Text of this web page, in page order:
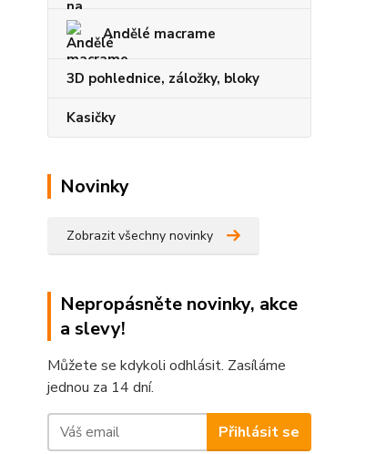
Andělé macrame
3D pohlednice, záložky, bloky
Kasičky
Novinky
Zobrazit všechny novinky
Nepropásněte novinky, akce
a slevy!
Můžete se kdykoli odhlásit. Zasíláme
jednou za 14 dní.
Přihlásit se